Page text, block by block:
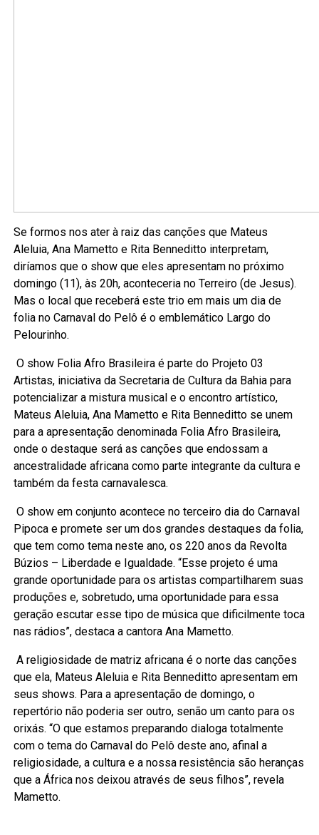
Se formos nos ater à raiz das canções que Mateus
Aleluia, Ana Mametto e Rita Benneditto interpretam,
diríamos que o show que eles apresentam no próximo
domingo (11), às 20h, aconteceria no Terreiro (de Jesus).
Mas o local que receberá este trio em mais um dia de
folia no Carnaval do Pelô é o emblemático Largo do
Pelourinho.
O show Folia Afro Brasileira é parte do Projeto 03
Artistas, iniciativa da Secretaria de Cultura da Bahia para
potencializar a mistura musical e o encontro artístico,
Mateus Aleluia, Ana Mametto e Rita Benneditto se unem
para a apresentação denominada Folia Afro Brasileira,
onde o destaque será as canções que endossam a
ancestralidade africana como parte integrante da cultura e
também da festa carnavalesca.
O show em conjunto acontece no terceiro dia do Carnaval
Pipoca e promete ser um dos grandes destaques da folia,
que tem como tema neste ano, os 220 anos da Revolta
Búzios – Liberdade e Igualdade. “Esse projeto é uma
grande oportunidade para os artistas compartilharem suas
produções e, sobretudo, uma oportunidade para essa
geração escutar esse tipo de música que dificilmente toca
nas rádios”, destaca a cantora Ana Mametto.
A religiosidade de matriz africana é o norte das canções
que ela, Mateus Aleluia e Rita Benneditto apresentam em
seus shows. Para a apresentação de domingo, o
repertório não poderia ser outro, senão um canto para os
orixás. “O que estamos preparando dialoga totalmente
com o tema do Carnaval do Pelô deste ano, afinal a
religiosidade, a cultura e a nossa resistência são heranças
que a África nos deixou através de seus filhos”, revela
Mametto.